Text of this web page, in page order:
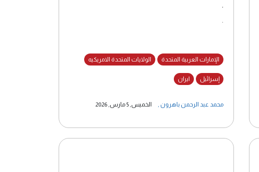
.
.
محمد عبد الرحمن باهرون , الخميس, 5 مارس, 2026
الإمارات العربية المتحدة الولايات المتحدة الامريكيه
إسرائيل ايران